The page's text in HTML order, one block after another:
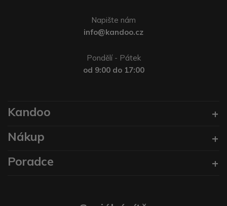
Napište nám
info@kandoo.cz
Pondělí - Pátek
od 9:00 do 17:00
Kandoo
Nákup
Poradce